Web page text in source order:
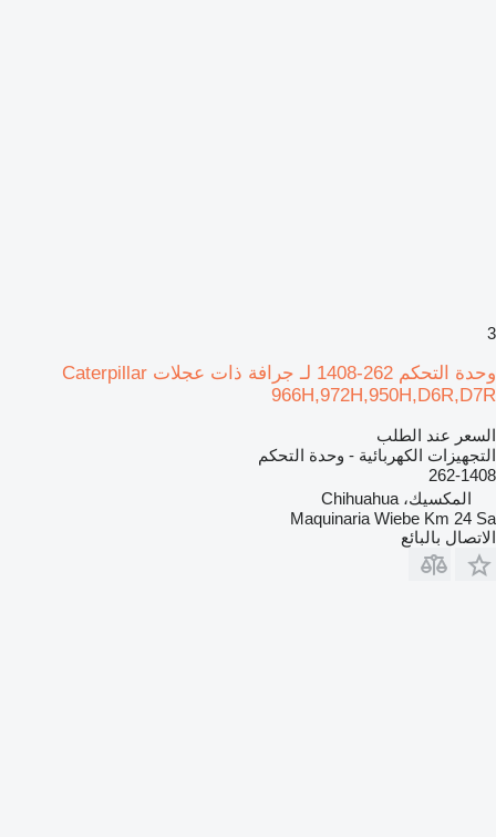
3
وحدة التحكم 262-1408 لـ جرافة ذات عجلات Caterpillar
966H,972H,950H,D6R,D7R
السعر عند الطلب
التجهيزات الكهربائية - وحدة التحكم
262-1408
المكسيك، Chihuahua
Maquinaria Wiebe Km 24 Sa
الاتصال بالبائع